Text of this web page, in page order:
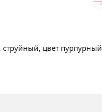
струйный, цвет пурпурный